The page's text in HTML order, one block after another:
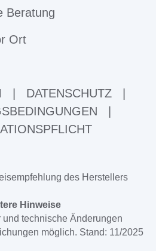
Beratung
Ort
DATENSCHUTZ
des Herstellers
Hinweise
und technische Änderungen
möglich. Stand: 11/2025